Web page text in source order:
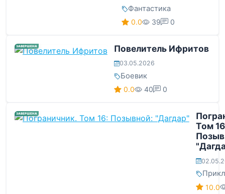
Фантастика
0.0 39 0
ЗАВЕРШЕНА Повелитель Ифритов
03.05.2026
Боевик
0.0 40 0
ЗАВЕРШЕНА
Том
10.0